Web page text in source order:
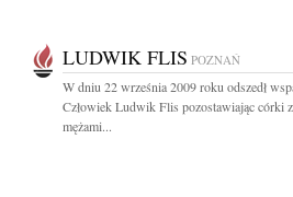
LUDWIK FLIS POZNAŃ
W dniu 22 września 2009 roku odszedł
Człowiek Ludwik Flis pozostawiając córki z
mężami...